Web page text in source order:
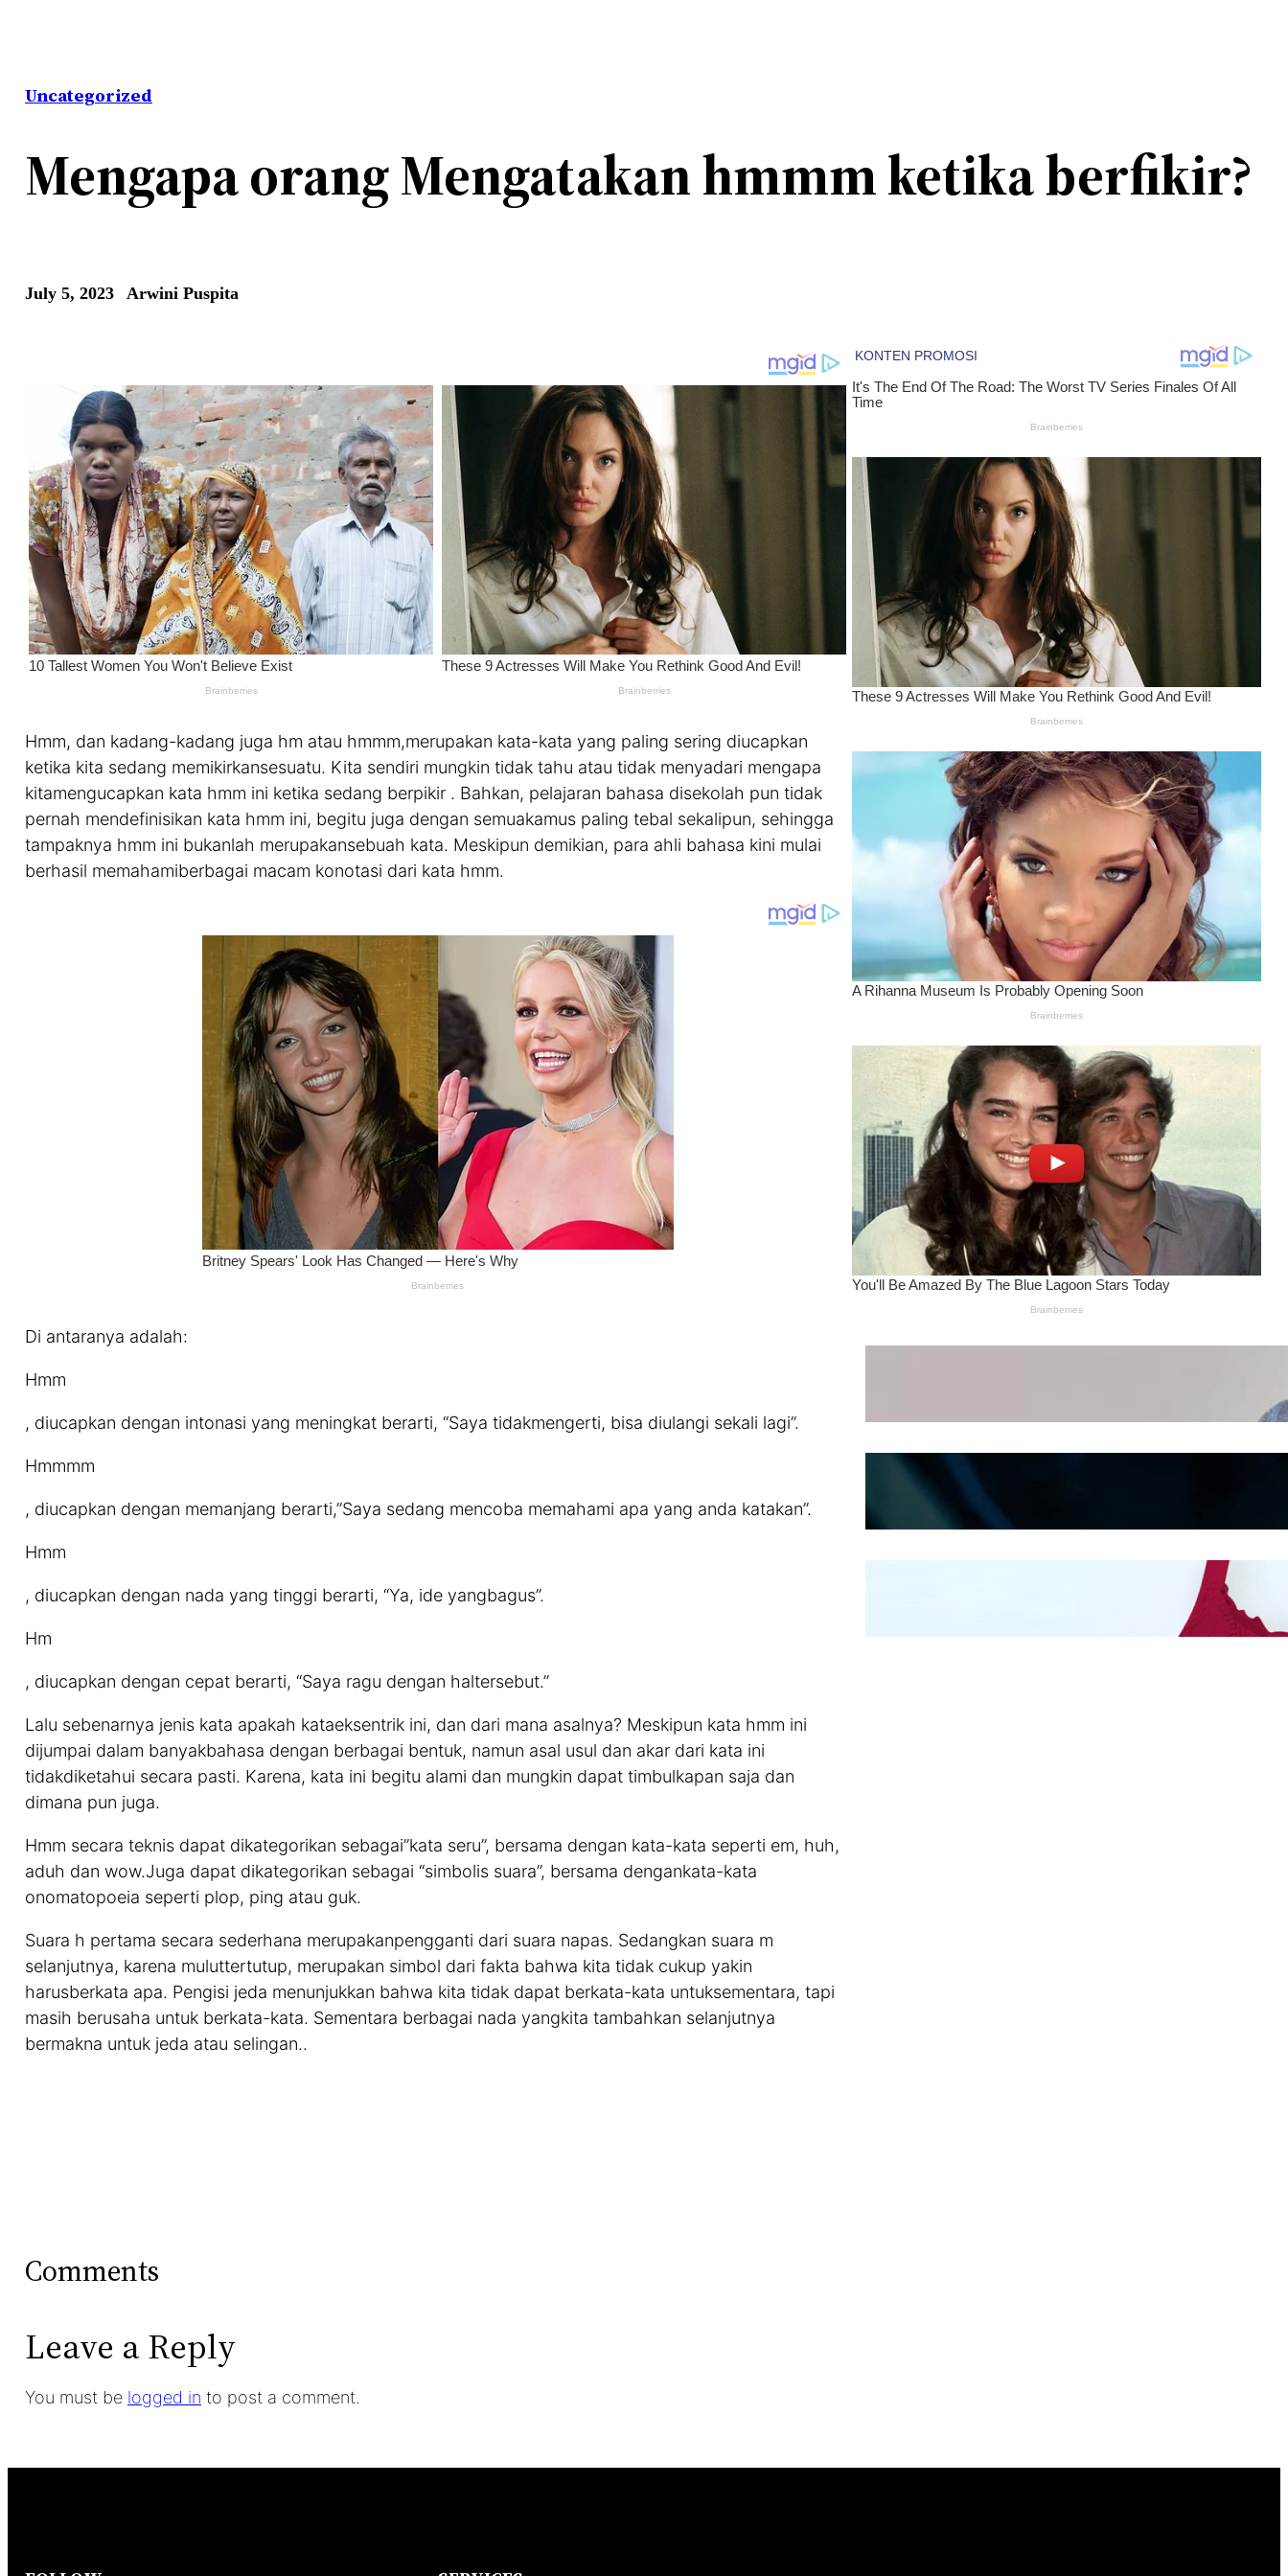
Uncategorized
Mengapa orang Mengatakan hmmm ketika berfikir?
July 5, 2023 Arwini Puspita
Hmm, dan kadang-kadang juga hm atau hmmm,merupakan kata-kata yang paling sering diucapkan
ketika kita sedang memikirkansesuatu. Kita sendiri mungkin tidak tahu atau tidak menyadari mengapa
kitamengucapkan kata hmm ini ketika sedang berpikir . Bahkan, pelajaran bahasa disekolah pun tidak
pernah mendefinisikan kata hmm ini, begitu juga dengan semuakamus paling tebal sekalipun, sehingga
tampaknya hmm ini bukanlah merupakansebuah kata. Meskipun demikian, para ahli bahasa kini mulai
berhasil memahamiberbagai macam konotasi dari kata hmm.
Di antaranya adalah:
Hmm
, diucapkan dengan intonasi yang meningkat berarti, “Saya tidakmengerti, bisa diulangi sekali lagi”.
Hmmmm
, diucapkan dengan memanjang berarti,”Saya sedang mencoba memahami apa yang anda katakan”.
Hmm
, diucapkan dengan nada yang tinggi berarti, “Ya, ide yangbagus”.
Hm
, diucapkan dengan cepat berarti, “Saya ragu dengan haltersebut.”
Lalu sebenarnya jenis kata apakah kataeksentrik ini, dan dari mana asalnya? Meskipun kata hmm ini
dijumpai dalam banyakbahasa dengan berbagai bentuk, namun asal usul dan akar dari kata ini
tidakdiketahui secara pasti. Karena, kata ini begitu alami dan mungkin dapat timbulkapan saja dan
dimana pun juga.
Hmm secara teknis dapat dikategorikan sebagai”kata seru”, bersama dengan kata-kata seperti em, huh,
aduh dan wow.Juga dapat dikategorikan sebagai “simbolis suara”, bersama dengankata-kata
onomatopoeia seperti plop, ping atau guk.
Suara h pertama secara sederhana merupakanpengganti dari suara napas. Sedangkan suara m
selanjutnya, karena muluttertutup, merupakan simbol dari fakta bahwa kita tidak cukup yakin
harusberkata apa. Pengisi jeda menunjukkan bahwa kita tidak dapat berkata-kata untuksementara, tapi
masih berusaha untuk berkata-kata. Sementara berbagai nada yangkita tambahkan selanjutnya
bermakna untuk jeda atau selingan..
Wanita Pamer Pakaian
Kepribadian
Mengintip Kepribadian
Wanita Dari Warna Bra
Comments
Leave a Reply
You must be logged in to post a comment.